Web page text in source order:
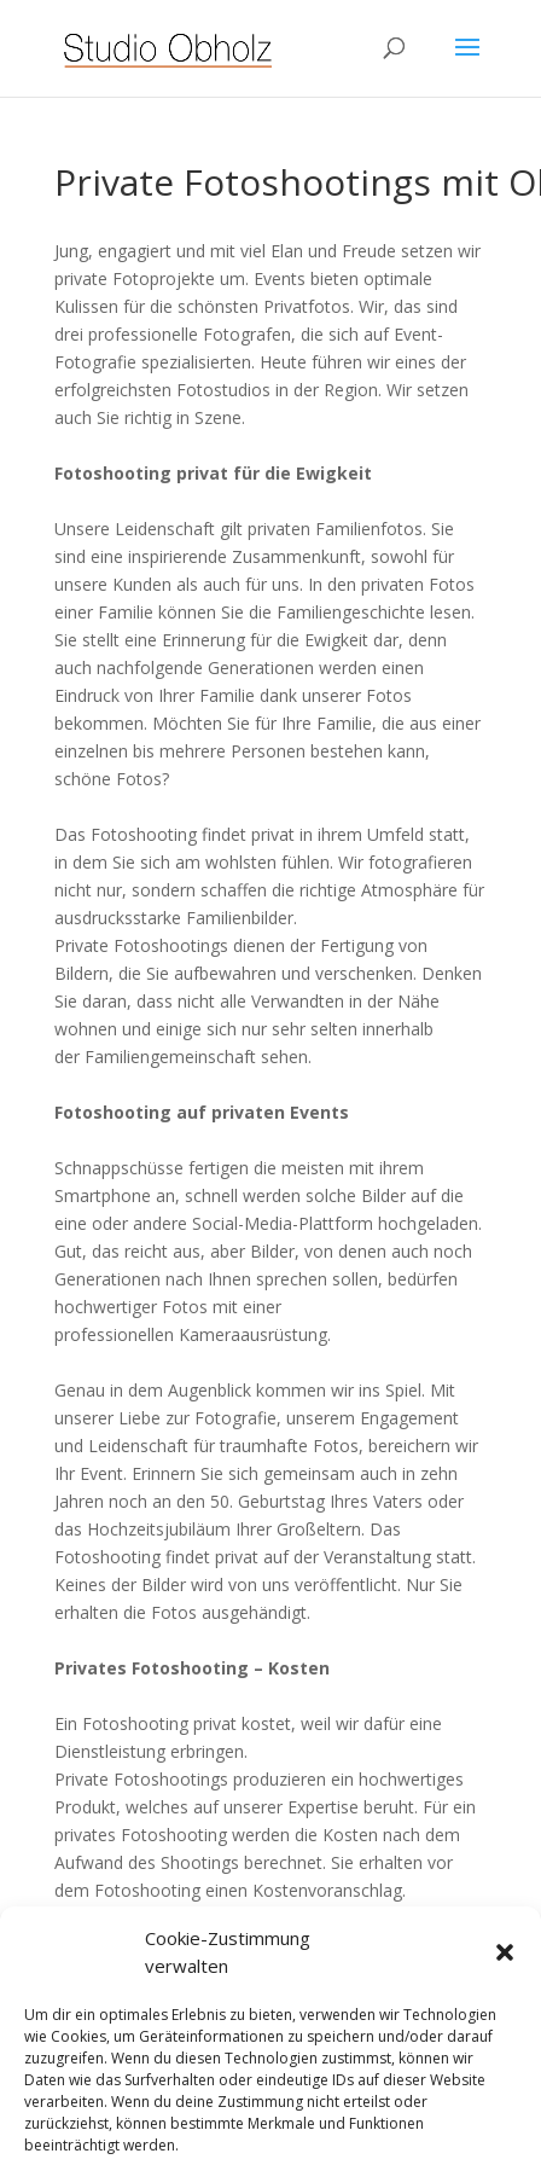
Cookie-Zustimmung
verwalten
Um dir ein optimales Erlebnis zu bieten, verwenden wir Technologien
wie Cookies, um Geräteinformationen zu speichern und/oder darauf
zuzugreifen. Wenn du diesen Technologien zustimmst, können wir
Daten wie das Surfverhalten oder eindeutige IDs auf dieser Website
verarbeiten. Wenn du deine Zustimmung nicht erteilst oder
zurückziehst, können bestimmte Merkmale und Funktionen
beeinträchtigt werden.
Private Fotoshootings mit
Jung, engagiert und mit viel Elan und Freude setzen wir
private Fotoprojekte um. Events bieten optimale
Kulissen für die schönsten Privatfotos. Wir, das sind
drei professionelle Fotografen, die sich auf Event-
Fotografie spezialisierten. Heute führen wir eines der
erfolgreichsten Fotostudios in der Region. Wir setzen
auch Sie richtig in Szene.
Fotoshooting privat für die Ewigkeit
Unsere Leidenschaft gilt privaten Familienfotos. Sie
sind eine inspirierende Zusammenkunft, sowohl für
unsere Kunden als auch für uns. In den privaten Fotos
einer Familie können Sie die Familiengeschichte lesen.
Sie stellt eine Erinnerung für die Ewigkeit dar, denn
auch nachfolgende Generationen werden einen
Eindruck von Ihrer Familie dank unserer Fotos
bekommen. Möchten Sie für Ihre Familie, die aus einer
einzelnen bis mehrere Personen bestehen kann,
schöne Fotos?
Das Fotoshooting findet privat in ihrem Umfeld statt,
in dem Sie sich am wohlsten fühlen. Wir fotografieren
nicht nur, sondern schaffen die richtige Atmosphäre für
ausdrucksstarke Familienbilder.
Private Fotoshootings dienen der Fertigung von
Bildern, die Sie aufbewahren und verschenken. Denken
Sie daran, dass nicht alle Verwandten in der Nähe
wohnen und einige sich nur sehr selten innerhalb
der Familiengemeinschaft sehen.
Fotoshooting auf privaten Events
Schnappschüsse fertigen die meisten mit ihrem
Smartphone an, schnell werden solche Bilder auf die
eine oder andere Social-Media-Plattform hochgeladen.
Gut, das reicht aus, aber Bilder, von denen auch noch
Generationen nach Ihnen sprechen sollen, bedürfen
hochwertiger Fotos mit einer
professionellen Kameraausrüstung.
Genau in dem Augenblick kommen wir ins Spiel. Mit
unserer Liebe zur Fotografie, unserem Engagement
und Leidenschaft für traumhafte Fotos, bereichern wir
Ihr Event. Erinnern Sie sich gemeinsam auch in zehn
Jahren noch an den 50. Geburtstag Ihres Vaters oder
das Hochzeitsjubiläum Ihrer Großeltern. Das
Fotoshooting findet privat auf der Veranstaltung statt.
Keines der Bilder wird von uns veröffentlicht. Nur Sie
erhalten die Fotos ausgehändigt.
Privates Fotoshooting – Kosten
Ein Fotoshooting privat kostet, weil wir dafür eine
Dienstleistung erbringen.
Private Fotoshootings produzieren ein hochwertiges
Produkt, welches auf unserer Expertise beruht. Für ein
privates Fotoshooting werden die Kosten nach dem
Aufwand des Shootings berechnet. Sie erhalten vor
dem Fotoshooting einen Kostenvoranschlag.
Einen solchen schicken wir Ihnen für das Fotoshooting
privat in Ihrem persönlichen Umfeld zu, wenn wir von
des Shootings klar erfassen.
Professionelle Fotoshootings sind nicht mit den
Aufnahmen einer einfachen Kamera zu vergleichen. Die
Fotoausrüstung in unserem Fotostudio ist mit das
Beste, was der Markt aktuell bietet.